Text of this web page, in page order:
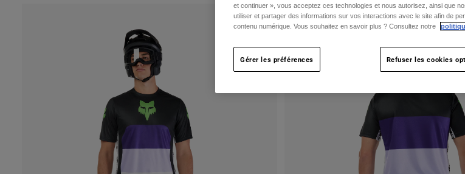
et continuer », vous acceptez ces technologies et nous autorisez, ainsi que
utiliser et partager des informations sur vos interactions avec le site afin de
contenu numérique. Vous souhaitez en savoir plus ? Consultez notre
Gérer les préférences Refuser les cookies